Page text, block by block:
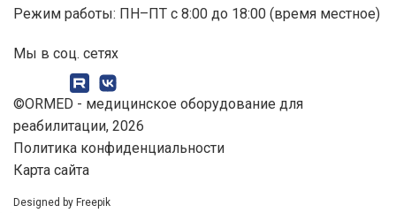
Режим работы: ПН–ПТ с 8:00 до 18:00 (время местное)
Мы в соц. сетях
©ORMED - медицинское оборудование для
реабилитации, 2026
Политика конфиденциальности
Карта сайта
Designed by Freepik